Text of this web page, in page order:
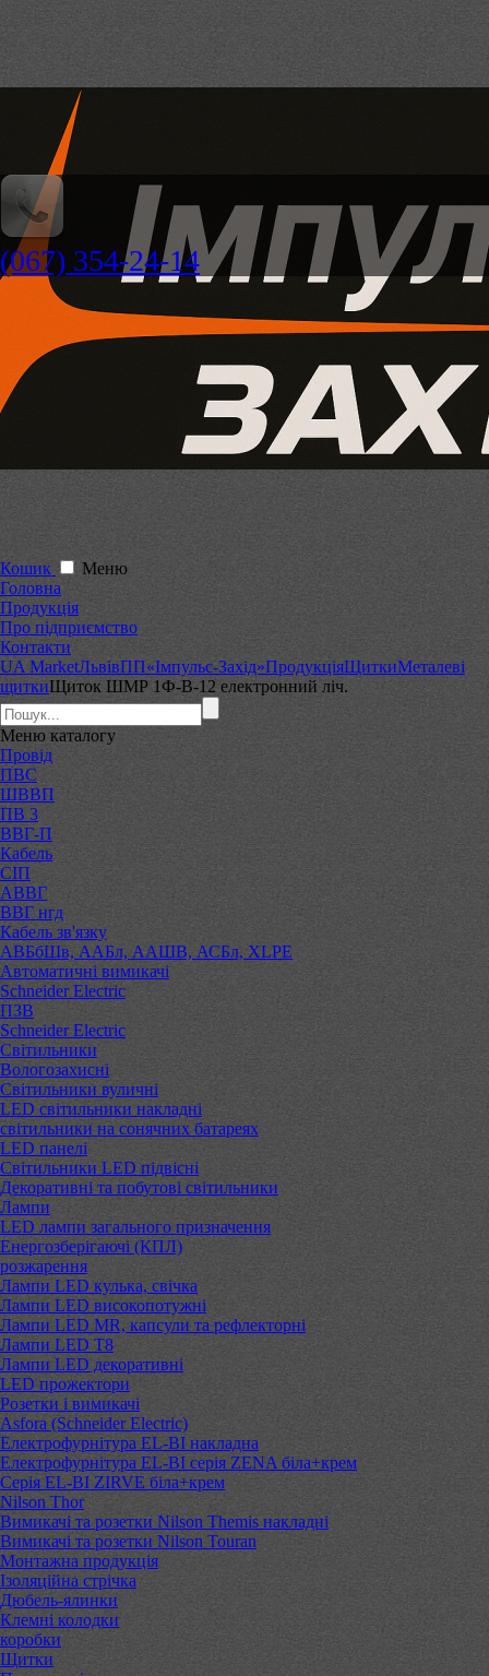
(067) 354-24-14
Кошик
Меню
Головна
Продукція
Про підприємство
Контакти
UA MarketЛьвівПП«Імпульс-Захід»ПродукціяЩиткиМеталеві
щиткиЩиток ШМР 1Ф-В-12 електронний ліч.
Меню каталогу
Провід
ПВС
ШВВП
ПВ 3
ВВГ-П
Кабель
СІП
АВВГ
ВВГ нгд
Кабель зв'язку
АВБбШв, ААБл, ААШВ, АСБл, XLPE
Автоматичні вимикачі
Schneider Electric
ПЗВ
Schneider Electric
Світильники
Вологозахисні
Світильники вуличні
LED світильники накладні
світильники на сонячних батареях
LED панелі
Світильники LED підвісні
Декоративні та побутові світильники
Лампи
LED лампи загального призначення
Енергозберігаючі (КПЛ)
розжарення
Лампи LED кулька, свічка
Лампи LED високопотужні
Лампи LED MR, капсули та рефлекторні
Лампи LED Т8
Лампи LED декоративні
LED прожектори
Розетки і вимикачі
Asfora (Schneider Electric)
Електрофурнітура EL-BI накладна
Електрофурнітура EL-BI серія ZENA біла+крем
Серія EL-BI ZIRVE біла+крем
Nilson Thor
Вимикачі та розетки Nilson Themis накладні
Вимикачі та розетки Nilson Touran
Монтажна продукція
Ізоляційна стрічка
Дюбель-ялинки
Клемні колодки
коробки
Щитки